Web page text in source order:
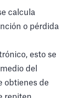
calcula
o pérdida
esto se
del
obtienes de